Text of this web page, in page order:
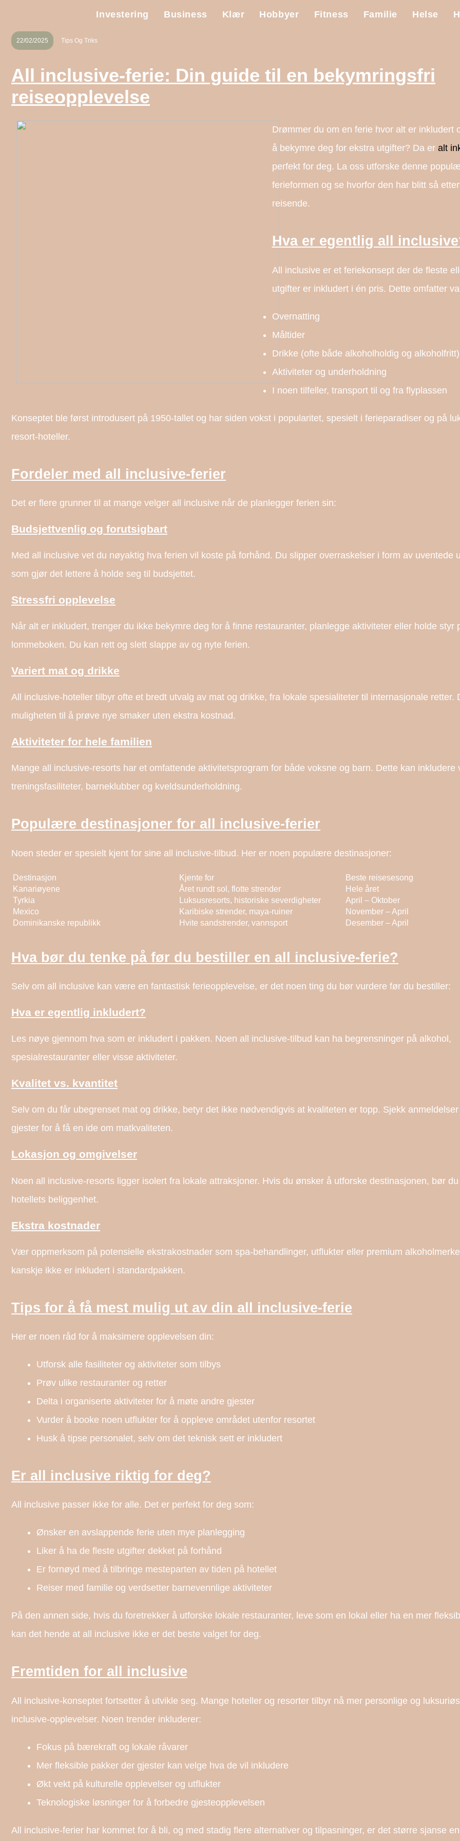
Investering Business Klær Hobbyer Fitness Familie Helse
22/02/2025 Tips Og Triks
All inclusive-ferie: Din guide til en bekymringsfri
reiseopplevelse
Drømmer du om en ferie hvor alt er inkludert
å bekymre deg for ekstra utgifter? Da er alt
perfekt for deg. La oss utforske denne
ferieformen og se hvorfor den har blitt så
reisende.
Hva er egentlig all
All inclusive er et feriekonsept der de fleste
utgifter er inkludert i én pris. Dette omfatter
Overnatting
Måltider
Drikke (ofte både alkoholholdig og alkoholfritt)
Aktiviteter og underholdning
I noen tilfeller, transport til og fra flyplassen
Konseptet ble først introdusert på 1950-tallet og har siden vokst i popularitet, spesielt i ferieparadiser og på
resort-hoteller.
Fordeler med all inclusive-ferier
Det er flere grunner til at mange velger all inclusive når de planlegger ferien sin:
Budsjettvenlig og forutsigbart
Med all inclusive vet du nøyaktig hva ferien vil koste på forhånd. Du slipper overraskelser i form av uventede
som gjør det lettere å holde seg til budsjettet.
Stressfri opplevelse
Når alt er inkludert, trenger du ikke bekymre deg for å finne restauranter, planlegge aktiviteter eller holde styr
lommeboken. Du kan rett og slett slappe av og nyte ferien.
Variert mat og drikke
All inclusive-hoteller tilbyr ofte et bredt utvalg av mat og drikke, fra lokale spesialiteter til internasjonale retter.
muligheten til å prøve nye smaker uten ekstra kostnad.
Aktiviteter for hele familien
Mange all inclusive-resorts har et omfattende aktivitetsprogram for både voksne og barn. Dette kan inkludere
treningsfasiliteter, barneklubber og kveldsunderholdning.
Populære destinasjoner for all inclusive-ferier
Noen steder er spesielt kjent for sine all inclusive-tilbud. Her er noen populære destinasjoner:
Destinasjon Kjente for
Beste reisesesong
Kanariøyene
Året rundt sol, flotte strender
Hele året
Tyrkia
Luksusresorts, historiske severdigheter
April – Oktober
Mexico
Karibiske strender, maya-ruiner
November – April
Dominikanske republikk
Hvite sandstrender, vannsport Desember – April
Hva bør du tenke på før du bestiller en all inclusive-ferie?
Selv om all inclusive kan være en fantastisk ferieopplevelse, er det noen ting du bør vurdere før du bestiller:
Hva er egentlig inkludert?
Les nøye gjennom hva som er inkludert i pakken. Noen all inclusive-tilbud kan ha begrensninger på alkohol,
spesialrestauranter eller visse aktiviteter.
Kvalitet vs. kvantitet
Selv om du får ubegrenset mat og drikke, betyr det ikke nødvendigvis at kvaliteten er topp. Sjekk
gjester for å få en ide om matkvaliteten.
Lokasjon og omgivelser
Noen all inclusive-resorts ligger isolert fra lokale attraksjoner. Hvis du ønsker å utforske destinasjonen, bør
hotellets beliggenhet.
Ekstra kostnader
Vær oppmerksom på potensielle ekstrakostnader som spa-behandlinger, utflukter eller premium
kanskje ikke er inkludert i standardpakken.
Tips for å få mest mulig ut av din all inclusive-ferie
Her er noen råd for å maksimere opplevelsen din:
Utforsk alle fasiliteter og aktiviteter som tilbys
Prøv ulike restauranter og retter
Delta i organiserte aktiviteter for å møte andre gjester
Vurder å booke noen utflukter for å oppleve området utenfor resortet
Husk å tipse personalet, selv om det teknisk sett er inkludert
Er all inclusive riktig for deg?
All inclusive passer ikke for alle. Det er perfekt for deg som:
Ønsker en avslappende ferie uten mye planlegging
Liker å ha de fleste utgifter dekket på forhånd
Er fornøyd med å tilbringe mesteparten av tiden på hotellet
Reiser med familie og verdsetter barnevennlige aktiviteter
På den annen side, hvis du foretrekker å utforske lokale restauranter, leve som en lokal eller ha en mer
kan det hende at all inclusive ikke er det beste valget for deg.
Fremtiden for all inclusive
All inclusive-konseptet fortsetter å utvikle seg. Mange hoteller og resorter tilbyr nå mer personlige og
inclusive-opplevelser. Noen trender inkluderer:
Fokus på bærekraft og lokale råvarer
Mer fleksible pakker der gjester kan velge hva de vil inkludere
Økt vekt på kulturelle opplevelser og utflukter
Teknologiske løsninger for å forbedre gjesteopplevelsen
All inclusive-ferier har kommet for å bli, og med stadig flere alternativer og tilpasninger, er det større sjanse